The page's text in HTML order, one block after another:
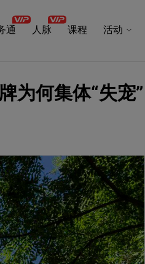
通 人脉 课程 活动
为何集体“失宠”